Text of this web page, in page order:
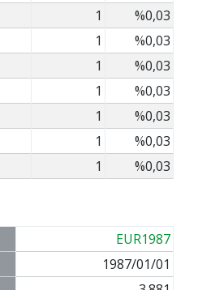
1
%0,03
1
%0,03
1
%0,03
1
%0,03
1
%0,03
1
%0,03
1 %0,03
EUR1987
1987/01/01